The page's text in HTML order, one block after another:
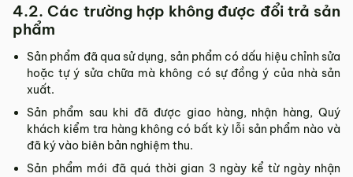
4.2. Các trường hợp không được đổi trả sản
phẩm
Sản phẩm đã qua sử dụng, sản phẩm có dấu hiệu chỉnh sửa
hoặc tự ý sửa chữa mà không có sự đồng ý của nhà sản
xuất.
Sản phẩm sau khi đã được giao hàng, nhận hàng, Quý
khách kiểm tra hàng không có bất kỳ lỗi sản phẩm nào và
đã ký vào biên bản nghiệm thu.
Sản phẩm mới đã quá thời gian 3 ngày kể từ ngày nhận